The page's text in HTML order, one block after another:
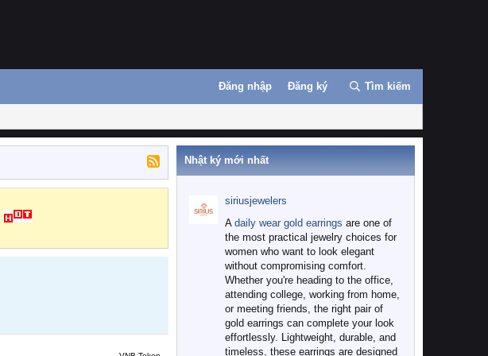
Đăng nhập Đăng ký Tìm kiếm
Nhật ký mới nhất
siriusjewelers
A daily wear gold earrings are one of
the most practical jewelry choices for
women who want to look elegant
without compromising comfort.
Whether you're heading to the office,
attending college, working from home,
or meeting friends, the right pair of
gold earrings can complete your look
effortlessly. Lightweight, durable, and
timeless, these earrings are designed